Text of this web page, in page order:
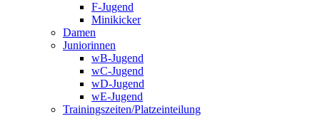
F-Jugend
Minikicker
Damen
Juniorinnen
wB-Jugend
wC-Jugend
wD-Jugend
wE-Jugend
Trainingszeiten/Platzeinteilung